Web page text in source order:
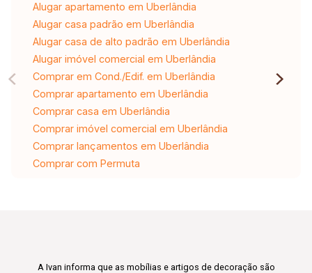
Alugar apartamento em Uberlândia
Alugar casa padrão em Uberlândia
Alugar casa de alto padrão em Uberlândia
Alugar imóvel comercial em Uberlândia
Comprar em Cond./Edif. em Uberlândia
Comprar apartamento em Uberlândia
Comprar casa em Uberlândia
Comprar imóvel comercial em Uberlândia
Comprar lançamentos em Uberlândia
Comprar com Permuta
A Ivan informa que as mobílias e artigos de decoração são